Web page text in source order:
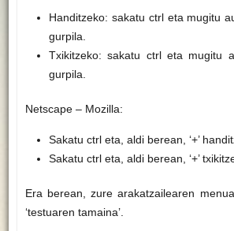
Handitzeko: sakatu ctrl eta mugitu
gurpila.
Txikitzeko: sakatu ctrl eta mugitu
gurpila.
Netscape – Mozilla:
Sakatu ctrl eta, aldi berean, ‘+’
Sakatu ctrl eta, aldi berean, ‘+’
Era berean, zure arakatzailearen
‘testuaren tamaina’.